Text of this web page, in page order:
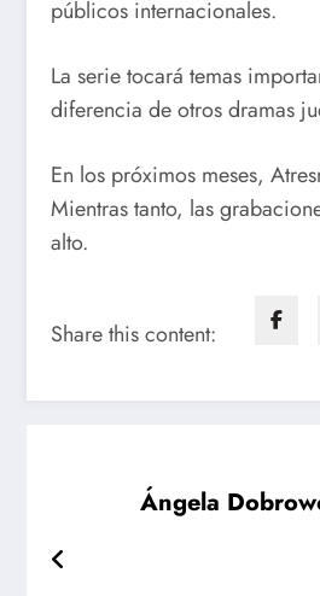
públicos internacionales.
La serie tocará temas
diferencia de otros dramas
En los próximos meses,
Mientras tanto, las
alto.
Share this content:
Ángela